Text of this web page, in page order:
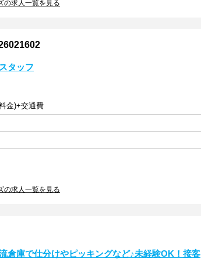
の求人一覧を見る
タッフ
金)+交通費
の求人一覧を見る
倉庫で仕分けやピッキングなど♪未経験OK！接客